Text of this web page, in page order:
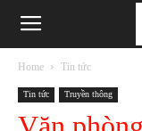
Phanxicô
Home Tin tức
Tin tức Truyền thông